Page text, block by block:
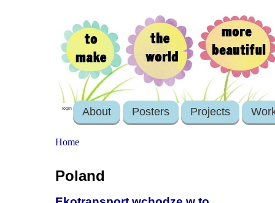
login About Posters Projects
Home
Poland